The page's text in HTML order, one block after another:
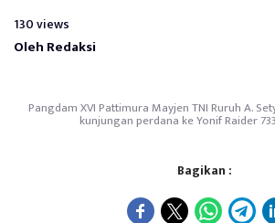
130 views
Oleh Redaksi
Pangdam XVI Pattimura Mayjen TNI Ruruh A.
kunjungan perdana ke Yonif Raider
Bagikan :